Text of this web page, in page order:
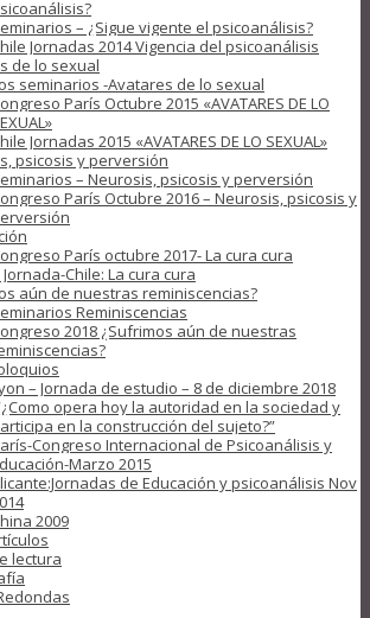
– ¿Sigue vigente el psicoanálisis?
Jornadas 2014 Vigencia del psicoanálisis
de lo sexual
seminarios -Avatares de lo sexual
París Octubre 2015 «AVATARES DE LO
Jornadas 2015 «AVATARES DE LO SEXUAL»
psicosis y perversión
– Neurosis, psicosis y perversión
París Octubre 2016 – Neurosis, psicosis y
París octubre 2017- La cura cura
Jornada-Chile: La cura cura
aún de nuestras reminiscencias?
Reminiscencias
2018 ¿Sufrimos aún de nuestras
– Jornada de estudio – 8 de diciembre 2018
opera hoy la autoridad en la sociedad y
en la construcción del sujeto?”
Congreso Internacional de Psicoanálisis y
Marzo 2015
de Educación y psicoanálisis Nov
2009
lectura